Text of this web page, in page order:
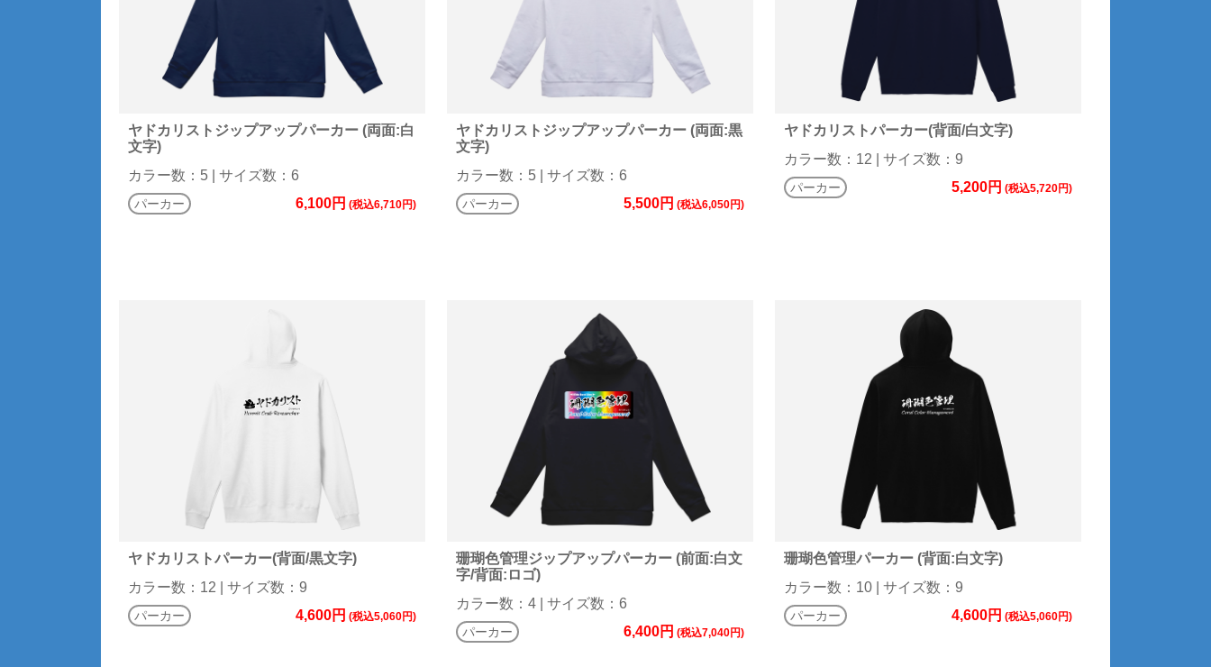
ヤドカリストジップアップパーカー (両面:白
文字)
カラー数：5 | サイズ数：6
パーカー 6,100円 (税込6,710円)
ヤドカリストジップアップパーカー (両面:黒
文字)
カラー数：5 | サイズ数：6
パーカー 5,500円 (税込6,050円)
ヤドカリストパーカー(背面/白文字)
カラー数：12 | サイズ数：9
パーカー 5,200円 (税込5,720円)
ヤドカリストパーカー(背面/黒文字)
カラー数：12 | サイズ数：9
パーカー 4,600円 (税込5,060円)
珊瑚色管理ジップアップパーカー (前面:白文
字/背面:ロゴ)
カラー数：4 | サイズ数：6
パーカー 6,400円 (税込7,040円)
珊瑚色管理パーカー (背面:白文字)
カラー数：10 | サイズ数：9
パーカー 4,600円 (税込5,060円)